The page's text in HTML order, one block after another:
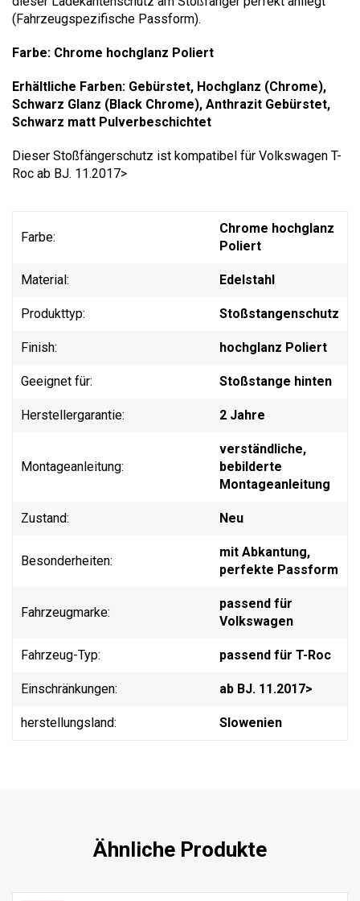
(Fahrzeugspezifische Passform).
Farbe: Chrome hochglanz Poliert
Erhältliche Farben: Gebürstet, Hochglanz (Chrome),
Schwarz Glanz (Black Chrome), Anthrazit Gebürstet,
Schwarz matt Pulverbeschichtet
Dieser Stoßfängerschutz ist kompatibel für Volkswagen T-
Roc ab BJ. 11.2017>
Farbe:
Chrome hochglanz
Poliert
Material: Edelstahl
Produkttyp: Stoßstangenschutz
Finish: hochglanz Poliert
Geeignet für: Stoßstange hinten
Herstellergarantie: 2 Jahre
Montageanleitung:
verständliche,
bebilderte
Montageanleitung
Zustand: Neu
Besonderheiten:
mit Abkantung,
perfekte Passform
Fahrzeugmarke:
passend für
Volkswagen
Fahrzeug-Typ: passend für T-Roc
Einschränkungen: ab BJ. 11.2017>
herstellungsland: Slowenien
Ähnliche Produkte